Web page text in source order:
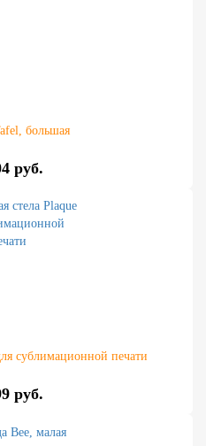
большая
руб.
сублимационной печати
руб.